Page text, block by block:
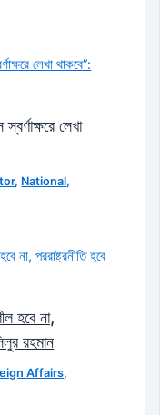
লেখা
, National,
হবে না,
রহমান
Affairs,